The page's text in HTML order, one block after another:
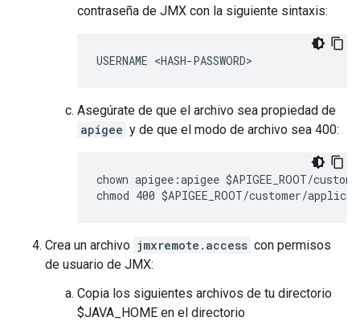
contraseña de JMX con la siguiente sintaxis:
USERNAME <HASH-PASSWORD>
Asegúrate de que el archivo sea propiedad de
apigee y de que el modo de archivo sea 400:
chown apigee:apigee $APIGEE_ROOT/
chmod 400 $APIGEE_ROOT/customer/
Crea un archivo jmxremote.access con permisos
de usuario de JMX:
Copia los siguientes archivos de tu directorio
$JAVA_HOME en el directorio